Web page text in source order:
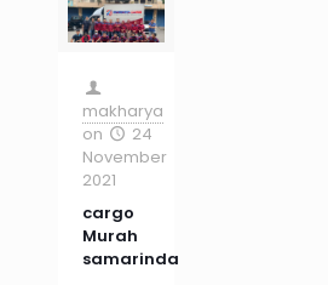
makharya
on
24
November
2021
cargo
Murah
samarinda